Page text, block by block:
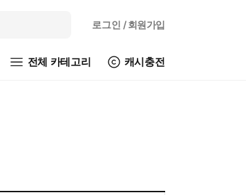
로그인 / 회원가입
전체 카테고리 캐시충전